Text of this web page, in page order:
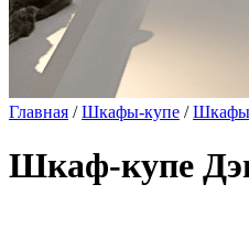
Главная /Шкафы-купе /
Шкаф-купе